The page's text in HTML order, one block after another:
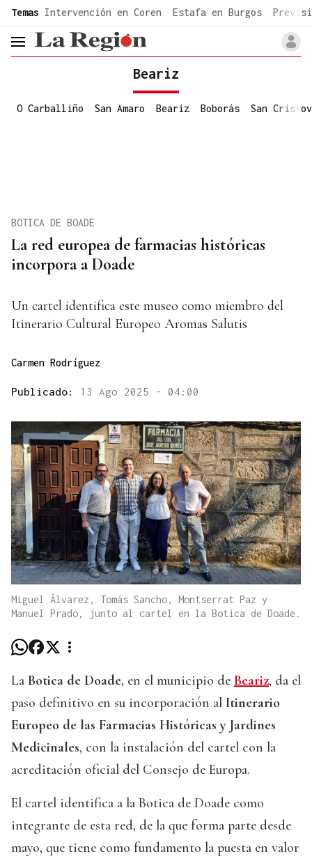
common.go-to-content
Temas Intervención en Coren Estafa en Burgos
header.menu.open
Beariz
O Carballiño San Amaro Beariz Boborás San
La red europea de farmacias históricas
incorpora a Doade
BOTICA DE BOADE
Un cartel identifica este museo como miembro del
Itinerario Cultural Europeo Aromas Salutis
Carmen Rodríguez
Publicado: 13 Ago 2025 - 04:00
Miguel Álvarez, Tomás Sancho, Montserrat Paz y
Manuel Prado, junto al cartel en la Botica de Doade.
La Botica de Doade, en el municipio de Beariz, da el
paso definitivo en su incorporación al Itinerario
Europeo de las Farmacias Históricas y Jardines
Medicinales, con la instalación del cartel con la
acreditación oficial del Consejo de Europa.
El cartel identifica a la Botica de Doade como
integrante de esta red, de la que forma parte desde
mayo, que tiene como fundamento la puesta en valor